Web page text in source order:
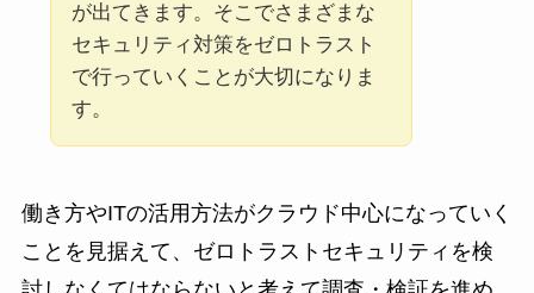
が出てきます。そこでさまざまな
セキュリティ対策をゼロトラスト
で行っていくことが大切になりま
す。
働き方やITの活用方法がクラウド中心になっていく
ことを見据えて、ゼロトラストセキュリティを検